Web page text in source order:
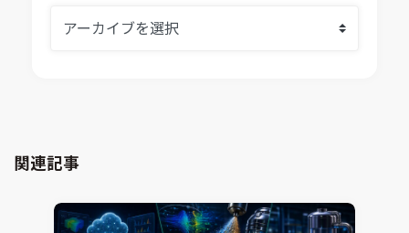
CAD連携・CAE業務支援
MBDプロセス構築コンサルティング
Ansys SCADE
Virtual Environment
CONVERGE
関連記事